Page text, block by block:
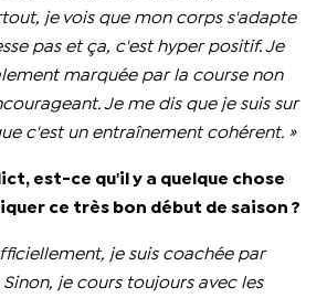
je vois que mon corps s'adapte
pas et ça, c'est hyper positif. Je
marquée par la course non
Je me dis que je suis sur
c'est un entraînement cohérent. »
est-ce qu'il y a quelque chose
ce très bon début de saison ?
je suis coachée par
je cours toujours avec les